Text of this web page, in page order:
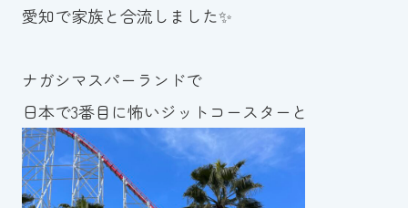
愛知で家族と合流しました✨
ナガシマスパーランドで
日本で3番目に怖いジットコースターと